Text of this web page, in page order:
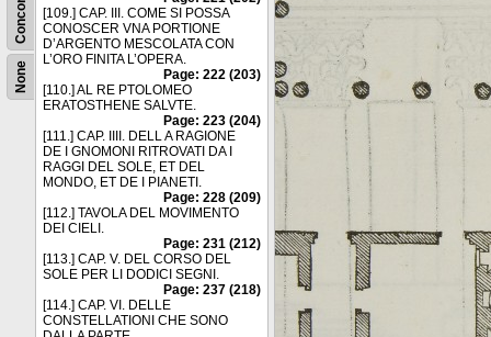
None
[109.] CAP. III. COME SI POSSA
CONOSCER VNA PORTIONE
D’ARGENTO MESCOLATA CON
L’ORO FINITA L’OPERA.
Page: 222 (203)
[110.] AL RE PTOLOMEO
ERATOSTHENE SALVTE.
Page: 223 (204)
[111.] CAP. IIII. DELL A RAGIONE
DE I GNOMONI RITROVATI DA I
RAGGI DEL SOLE, ET DEL
MONDO, ET DE I PIANETI.
Page: 228 (209)
[112.] TAVOLA DEL MOVIMENTO
DEI CIELI.
Page: 231 (212)
[113.] CAP. V. DEL CORSO DEL
SOLE PER LI DODICI SEGNI.
Page: 237 (218)
[114.] CAP. VI. DELLE
CONSTELLATIONI CHE SONO